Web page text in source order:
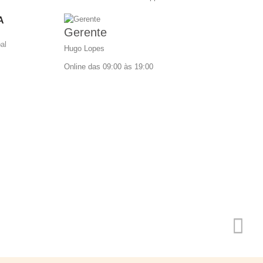
Gerente
Hugo Lopes
Online das 09:00 às 19:00